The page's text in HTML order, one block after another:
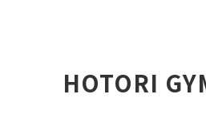
HOTORI